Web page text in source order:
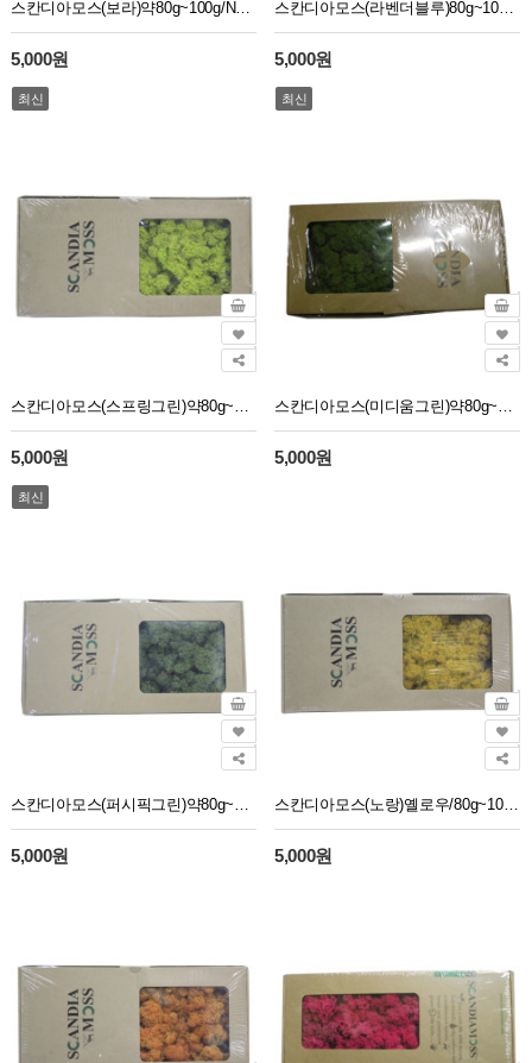
스칸디아모스(보라)약80g~100g/NO13267
5,000원
최신
스칸디아모스(라벤더블루)80g~100g/NO10585
5,000원
최신
스칸디아모스(스프링그린)약80g~100g/NO13255
5,000원
최신
스칸디아모스(미디움그린)약80g~100g/NO13270
5,000원
5,000원
스칸디아모스(노랑)옐로우/80g~100g/NO13260
5,000원